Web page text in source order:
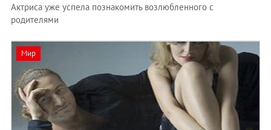
Актриса уже успела познакомить возлюбленного с
родителями
Мир